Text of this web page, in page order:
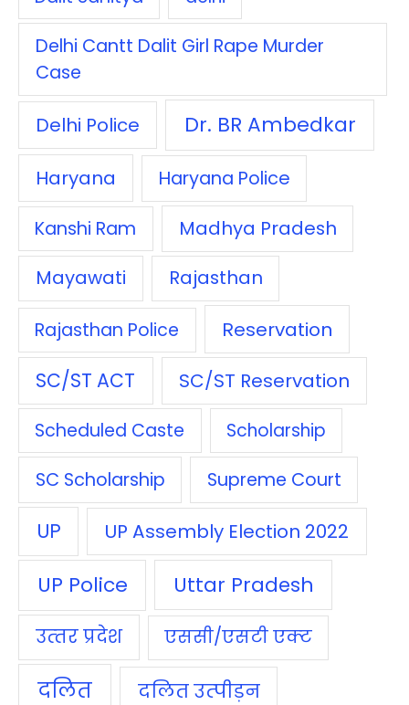
Delhi Cantt Dalit Girl Rape Murder
Case
Delhi Police Dr. BR Ambedkar
Haryana Haryana Police
Kanshi Ram
Madhya Pradesh
Mayawati
Rajasthan
Rajasthan Police Reservation
SC/ST ACT SC/ST Reservation
Scheduled Caste Scholarship
SC Scholarship Supreme Court
UP UP Assembly Election 2022
UP Police Uttar Pradesh
उत्‍तर प्रदेश एससी/एसटी एक्‍ट
दलित दलित उत्‍पीड़न